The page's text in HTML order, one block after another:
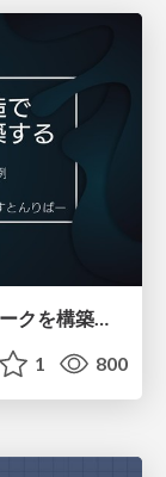
中規模イベントに急造で変なネットワークを構築する
1 800